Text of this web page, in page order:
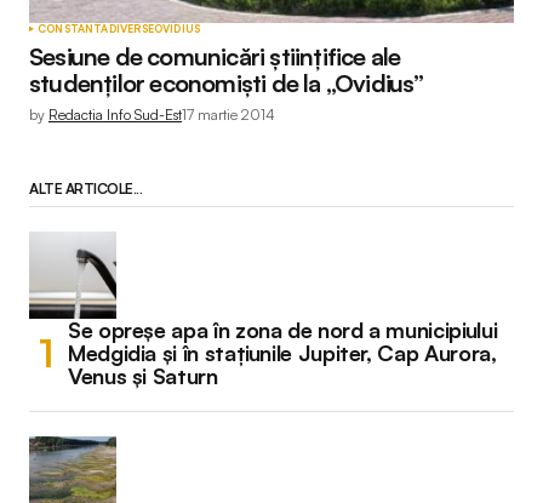
CONSTANTADIVERSEOVIDIUS
Sesiune de comunicări științifice ale
studenților economiști de la „Ovidius”
by Redactia Info Sud-Est17 martie 2014
ALTE ARTICOLE...
Se opreșe apa în zona de nord a municipiului
Medgidia și în stațiunile Jupiter, Cap Aurora,
Venus și Saturn